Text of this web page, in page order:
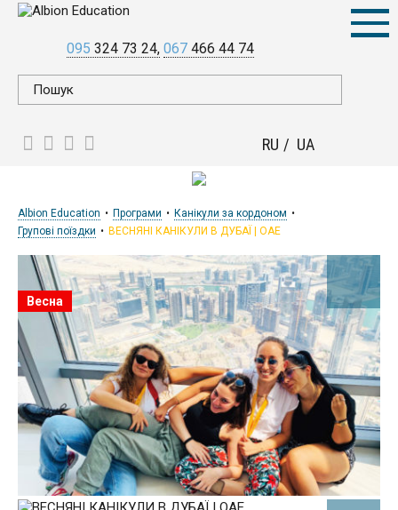
095 324 73 24 067 466 44 74
RU UA
Albion Education Програми
Канікули за кордоном
Групові поїздки
ВЕСНЯНІ КАНІКУЛИ В ДУБАЇ | ОАЕ
Весна